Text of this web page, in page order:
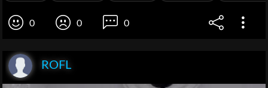
0 0 0
ROFL